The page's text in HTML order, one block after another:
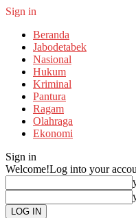
Sign in
Beranda
Jabodetabek
Nasional
Hukum
Kriminal
Pantura
Ragam
Olahraga
Ekonomi
Sign in
Welcome!Log into your